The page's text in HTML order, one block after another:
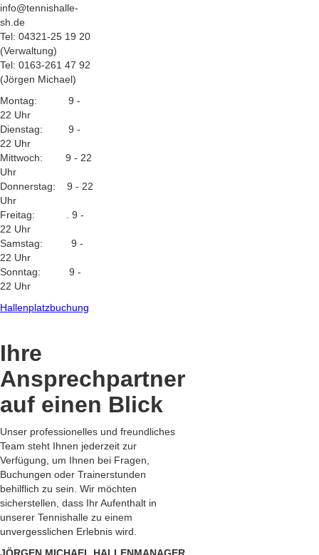
info@tennishalle-
sh.de
Tel: 04321-25 19 20
(Verwaltung)
Tel: 0163-261 47 92
(Jörgen Michael)
Montag: 9 -
22 Uhr
Dienstag: 9 -
22 Uhr
Mittwoch: 9 - 22
Uhr
Donnerstag: 9 - 22
Uhr
Freitag:
9 -
22 Uhr
Samstag: 9 -
22 Uhr
Sonntag: 9 -
22 Uhr
Hallenplatzbuchung
Ihre
Ansprechpartner
auf einen Blick
Unser professionelles und freundliches
Team steht Ihnen jederzeit zur
Verfügung, um Ihnen bei Fragen,
Buchungen oder Trainerstunden
behilflich zu sein. Wir möchten
sicherstellen, dass Ihr Aufenthalt in
unserer Tennishalle zu einem
unvergesslichen Erlebnis wird.